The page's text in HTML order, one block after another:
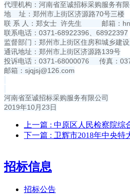
代理机构：河南省至诚招标采购服务有限
地 址：郑州市上街区济源路70号三楼
联 系 人：郑女士 许先生 邮箱：
联系电话：0371-68922396、68922397
监督部门：郑州市上街区住房和城乡建
通讯地址：郑州市上街区济源路139号
投诉电话：0371-68000076 传真：
邮箱： sjqjsj@126.com
河南省至诚招标采购服务有限公司
2019年10月23日
上一篇 : 中原区人民检察院综
下一篇 : 卫辉市2018年中央
招标信息
招标公告